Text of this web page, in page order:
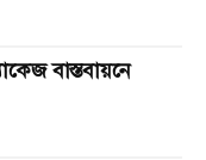
বাস্তবায়নে